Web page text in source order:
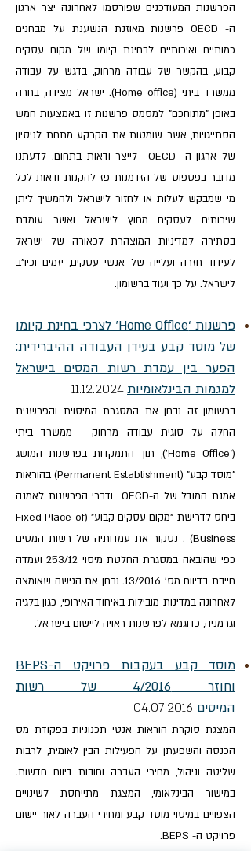
הפרשנות המעודכנים שפורסמו לאחרונה יצר ארגון
ה- OECD פרשנות מאוזנת הנשענת על מבחנים
כמותיים ואיכותיים לבחינת קיומו של מקום עסקים
קבוע, בהקשר של עבודה מרחוק, בדגש על עבודה
ממשרד ביתי (Home office). ישראל מצידה, בחרה
באופן "מתוחכם" למסמס פרשנות זו באמצעות חמש
הסתייגויות, אשר שומטות את הקרקע מתחת לניסיון
של ארגון ה- OECD לייצר ודאות בתחום. לדעתנו
מדובר בפספוס של הזדמנות פז להקנות ודאות לכל
מי שמבקש לעלות או לחזור לישראל ולהמשיך ליתן
שירותים לעסקים מחוץ לישראל ואשר עומדת
בסתירה למדיניות המוצהרת לכאורה של ישראל
לעידוד חזרה ועלייה של אנשי עסקים, יזמים וכיו"ב
לישראל. על כך ועוד ברשומון.
פרשנות ‘Home Office’ לצרכי בחינת קיומו
של מוסד קבע בעידן העבודה ההיברידית:
הפער בין עמדת רשות המסים בישראל
למגמות הבינלאומיות11.12.
2024
ברשומון זה נבחן את המסגרת המיסוית והפרשנית
החלה על סוגית עבודה מרחוק - ממשרד ביתי
(‘Home Office’), תוך התמקדות בפרשנות המושג
"מוסד קבע" (Permanent Establishment) בהוראות
אמנת המודל של ה-OECD ודברי הפרשנות לאמנה
ביחס לדרישת "מקום עסקים קבוע" (Fixed Place of
Business) . נסקור את עמדותיה של רשות המסים
כפי שהובאה במסגרת החלטת מיסוי 253/12 ועמדה
חייבת בדיווח מס' 13/2016. נבחן את הגישה שאומצה
לאחרונה במדינות מובילות באיחוד האירופי, כגון בלגיה
וגרמניה, כדוגמא לפרשנות ראויה ליישום בישראל.
מוסד קבע בעקבות פרויקט ה-BEPS
וחוזר 4/2016 של רשות
המיסים 04.07.2016
המצגת סוקרת הוראות אנטי תכנוניות בפקודת מס
הכנסה והשפעתן על הפעילות הבין לאומית, לרבות
שליטה וניהול, מחירי העברה וחובות דיווח חדשות.
במישור הבינלאומי, המצגת מתייחסת לשינויים
הצפויים במיסוי מוסד קבע ומחירי העברה לאור יישום
פרויקט ה- BEPS.